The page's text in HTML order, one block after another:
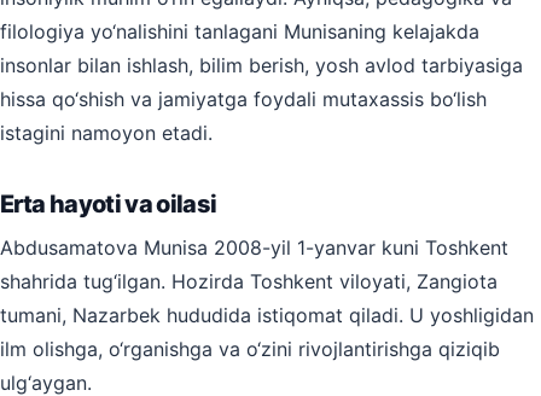
filologiya yo‘nalishini tanlagani Munisaning kelajakda
insonlar bilan ishlash, bilim berish, yosh avlod tarbiyasiga
hissa qo‘shish va jamiyatga foydali mutaxassis bo‘lish
istagini namoyon etadi.
Erta hayoti va oilasi
Abdusamatova Munisa 2008-yil 1-yanvar kuni Toshkent
shahrida tug‘ilgan. Hozirda Toshkent viloyati, Zangiota
tumani, Nazarbek hududida istiqomat qiladi. U yoshligidan
ilm olishga, o‘rganishga va o‘zini rivojlantirishga qiziqib
ulg‘aygan.